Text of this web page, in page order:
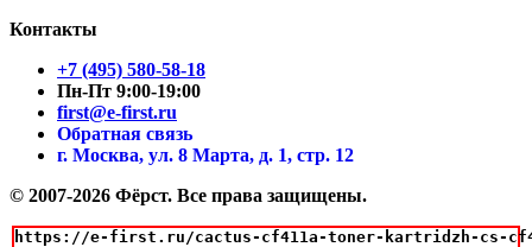
Контакты
+7 (495) 580-58-18
Пн-Пт 9:00-19:00
first@e-first.ru
Обратная связь
г. Москва, ул. 8 Марта, д. 1, стр. 12
© 2007-2026 Фёрст. Все права защищены.
https://e-first.ru/cactus-cf411a-toner-kartridzh-cs-